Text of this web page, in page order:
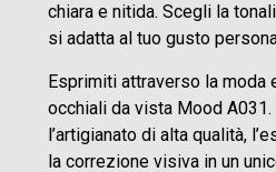
chiara e nitida. Scegli la
si adatta al tuo gusto
Esprimiti attraverso la moda
occhiali da vista Mood
l’artigianato di alta qualità,
la correzione visiva in un